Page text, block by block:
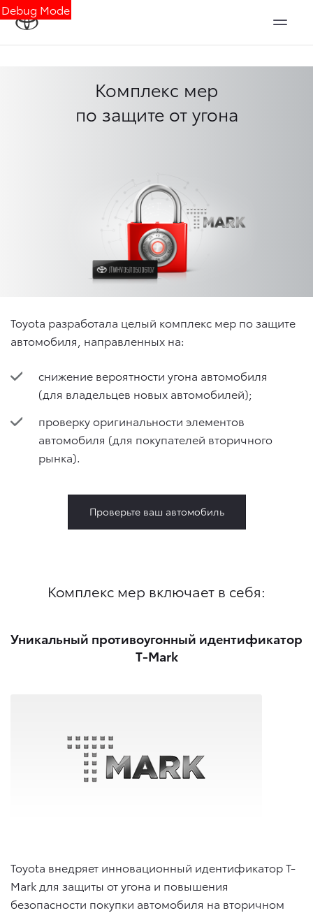
Debug Mode
Комплекс мер
по защите от угона
Toyota разработала целый комплекс мер по защите
автомобиля, направленных на:
снижение вероятности угона автомобиля
(для владельцев новых автомобилей);
проверку оригинальности элементов
автомобиля (для покупателей вторичного
рынка).
Проверьте ваш автомобиль
Комплекс мер включает в себя:
Уникальный противоугонный идентификатор
T-Mark
Toyota внедряет инновационный идентификатор T-
Mark для защиты от угона и повышения
безопасности покупки автомобиля на вторичном